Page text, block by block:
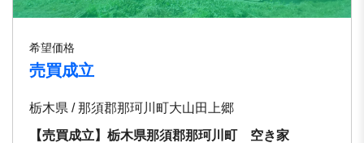
希望価格
売買成立
栃木県 / 那須郡那珂川町大山田上郷
【売買成立】栃木県那須郡那珂川町 空き家